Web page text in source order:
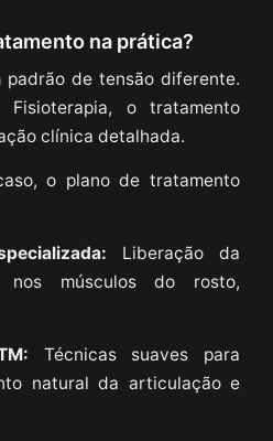
na prática?
padrão de tensão diferente.
o tratamento
clínica detalhada.
o plano de tratamento
Liberação da
nos músculos do rosto,
Técnicas suaves para
natural da articulação e